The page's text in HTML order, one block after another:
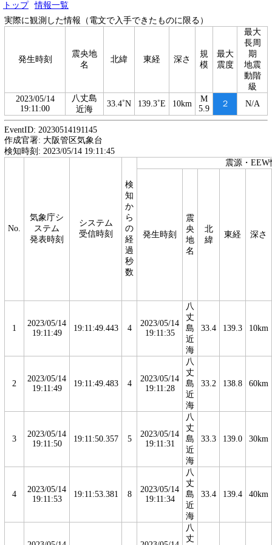
トップ
情報一覧
実際に観測した情報（電文で入手できたものに限る）
発生時刻
震央地
名
北緯 東経 深さ
規
模
最大
震度
最大
長周
期
地震
動階
級
2023/05/14
19:11:00
八丈島
近海
33.4˚N 139.3˚E 10km
M
5.9
２ N/A
EventID: 20230514191145
作成官署: 大阪管区気象台
検知時刻: 2023/05/14 19:11:45
No.
気象庁シ
ステム
発表時刻
システム
受信時刻
検
知
か
ら
の
経
過
秒
数
震源・EEW
発生時刻
震
央
地
名
北
緯
東経 深さ
1
2023/05/14
19:11:49
19:11:49.443 4
2023/05/14
19:11:35
八
丈
島
近
海
33.4 139.3 10km
2
2023/05/14
19:11:49
19:11:49.483 4
2023/05/14
19:11:28
八
丈
島
近
海
33.2 138.8 60km
3
2023/05/14
19:11:50
19:11:50.357 5
2023/05/14
19:11:31
八
丈
島
近
海
33.3 139.0 30km
4
2023/05/14
19:11:53
19:11:53.381 8
2023/05/14
19:11:34
八
丈
島
近
海
33.4 139.4 40km
八
丈